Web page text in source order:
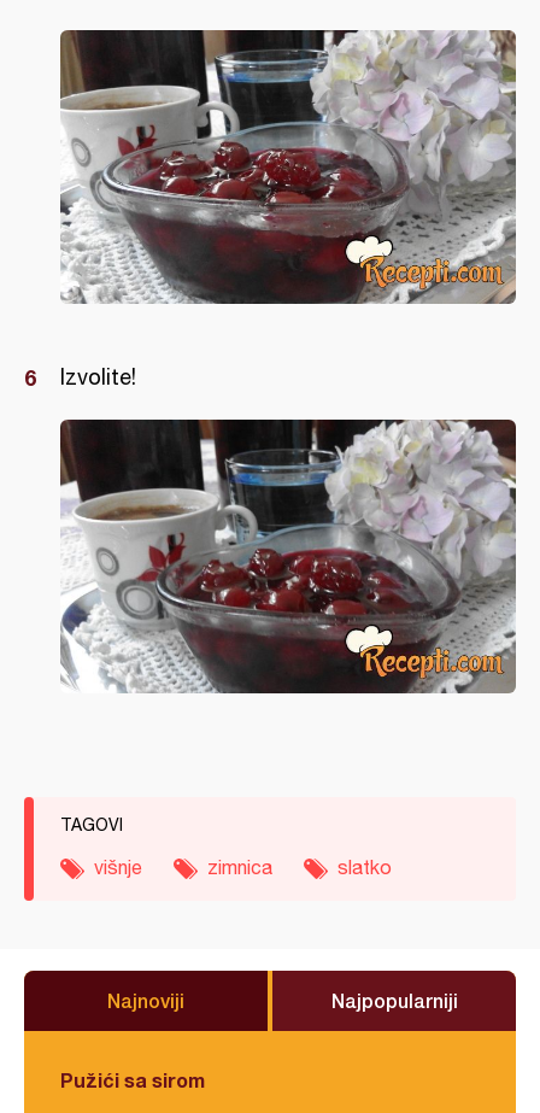
Izvolite!
TAGOVI
višnje zimnica slatko
Najnoviji Najpopularniji
Pužići sa sirom